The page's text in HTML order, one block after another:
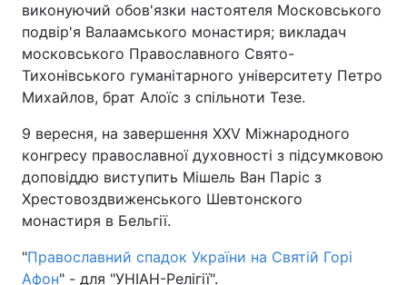
Послуги
Тема оформлення
виконуючий обов'язки настоятеля Московського
подвір'я Валаамського монастиря; викладач
московського Православного Свято-
Тихонівського гуманітарного університету Петро
Михайлов, брат Алоїс з спільноти Тезе.
9 вересня, на завершення XXV Міжнародного
конгресу православної духовності з підсумковою
доповіддю виступить Мішель Ван Паріс з
Хрестовоздвиженського Шевтонского
монастиря в Бельгії.
"Православний спадок України на Святій Горі
Афон" - для "УНІАН-Релігії".